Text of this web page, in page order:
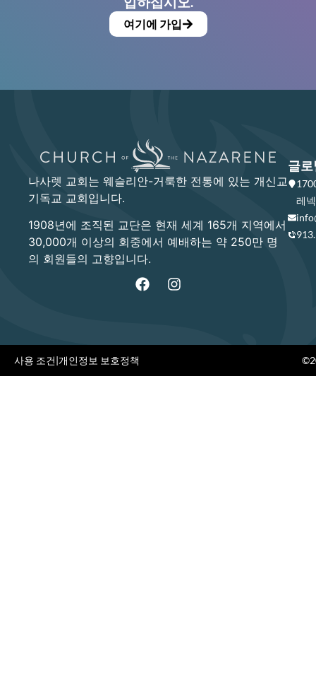
여기에 가입
나사렛 교회는 웨슬리안-거룩한 전통에 있는 개신교
기독교 교회입니다.
1908년에 조직된 교단은 현재 세계 165개 지역에서
30,000개 이상의 회중에서 예배하는 약 250만 명
의 회원들의 고향입니다.
글로
레
사용 조건|개인정보 보호정책